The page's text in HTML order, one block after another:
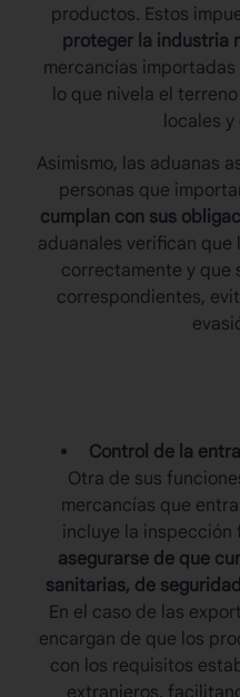
productos. Estos
proteger la industria
mercancías
lo que nivela el
locales
Asimismo, las aduanas
personas que
cumplan con sus
aduanales verifican que
correctamente y que
correspondientes,
Control de la
Otra de sus
mercancías que
incluye la inspección
asegurarse de que
sanitarias, de
En el caso de las
encargan de que los
con los requisitos